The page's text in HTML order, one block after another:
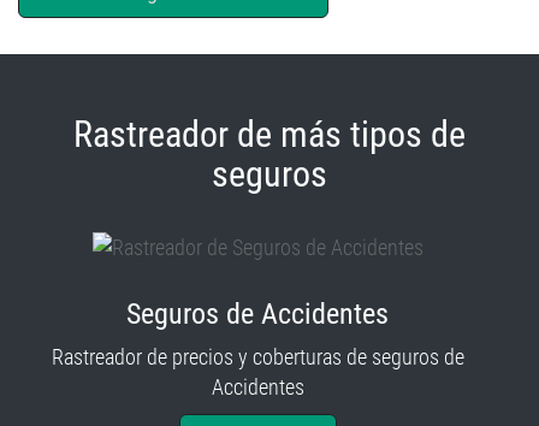
Rastreador de más tipos de
seguros
Seguros de Accidentes
Rastreador de precios y coberturas de seguros de
Accidentes